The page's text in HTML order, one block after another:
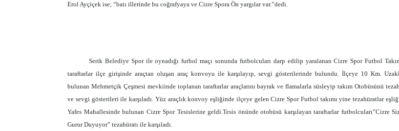
Erol Ayçiçek ise; “batı illerinde bu coğrafyaya ve Cizre Spora Ön yargılar var.”dedi.
Serik Belediye Spor ile oynadığı futbol maçı sonunda futbolcuları darp edilip yaralanan Cizre Spor Futbol
taraftarlar ilçe girişinde araçtan oluşan araç konvoyu ile karşılayıp, sevgi gösterilerinde bulundu. İlçeye 10 Km.
bulunan Mehmetçik Çeşmesi mevkiinde toplanan taraftarlar araçlarını bayrak ve flamalarla süsleyip takım Otobüsünü
ve sevgi gösterileri ile karşıladı. Yüz araçlık konvoy eşliğinde ilçeye gelen Cizre Spor Futbol takımı yine tezahüratlar
Yafes Mahallesinde bulunan Cizre Spor Tesislerine geldi.Tesis önünde otobüsü karşılayan taraftarlar futbolcuları”Cizre
Gurur Duyuyor” tezahüratı ile karşıladı.